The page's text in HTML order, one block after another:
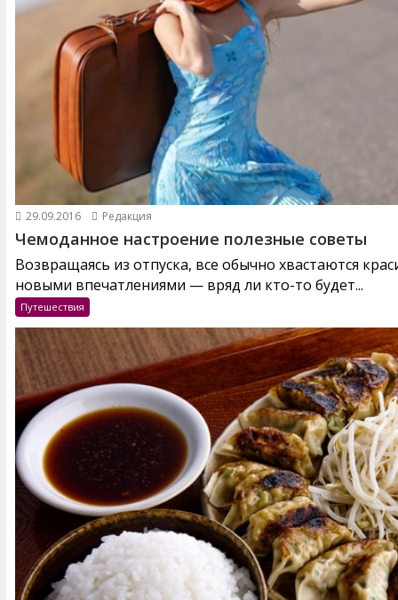
29.09.2016 Редакция
Чемоданное настроение полезные советы
Возвращаясь из отпуска, все обычно хвастаются
новыми впечатлениями — вряд ли кто-то будет...
Путешествия